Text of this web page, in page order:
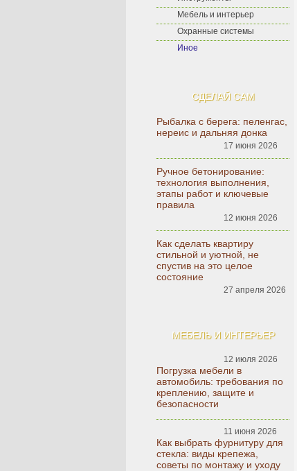
Мебель и интерьер
Охранные системы
Иное
СДЕЛАЙ САМ
Рыбалка с берега: пеленгас,
нереис и дальняя донка
17 июня 2026
Ручное бетонирование:
технология выполнения,
этапы работ и ключевые
правила
12 июня 2026
Как сделать квартиру
стильной и уютной, не
спустив на это целое
состояние
27 апреля 2026
МЕБЕЛЬ И ИНТЕРЬЕР
12 июля 2026
Погрузка мебели в
автомобиль: требования по
креплению, защите и
безопасности
11 июня 2026
Как выбрать фурнитуру для
стекла: виды крепежа,
советы по монтажу и уходу